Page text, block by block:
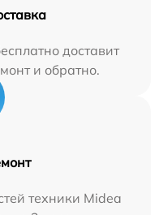
доставит
и обратно.
техники Midea